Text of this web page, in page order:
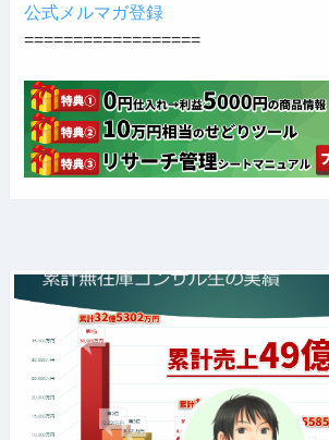
公式メルマガ登録
==================